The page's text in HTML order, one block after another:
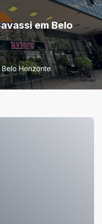
em Belo
Belo Horizonte